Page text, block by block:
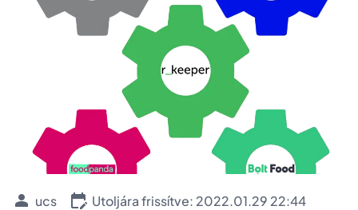
ucs Utoljára frissítve: 2022.01.29 22:44